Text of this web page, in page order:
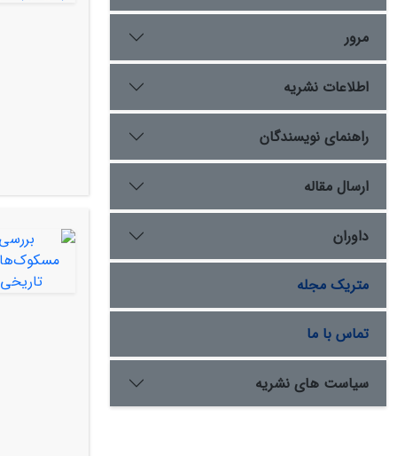
مرور
اطلاعات نشریه
راهنمای نویسندگان
ارسال مقاله
داوران
متریک مجله
تماس با ما
سیاست های نشریه